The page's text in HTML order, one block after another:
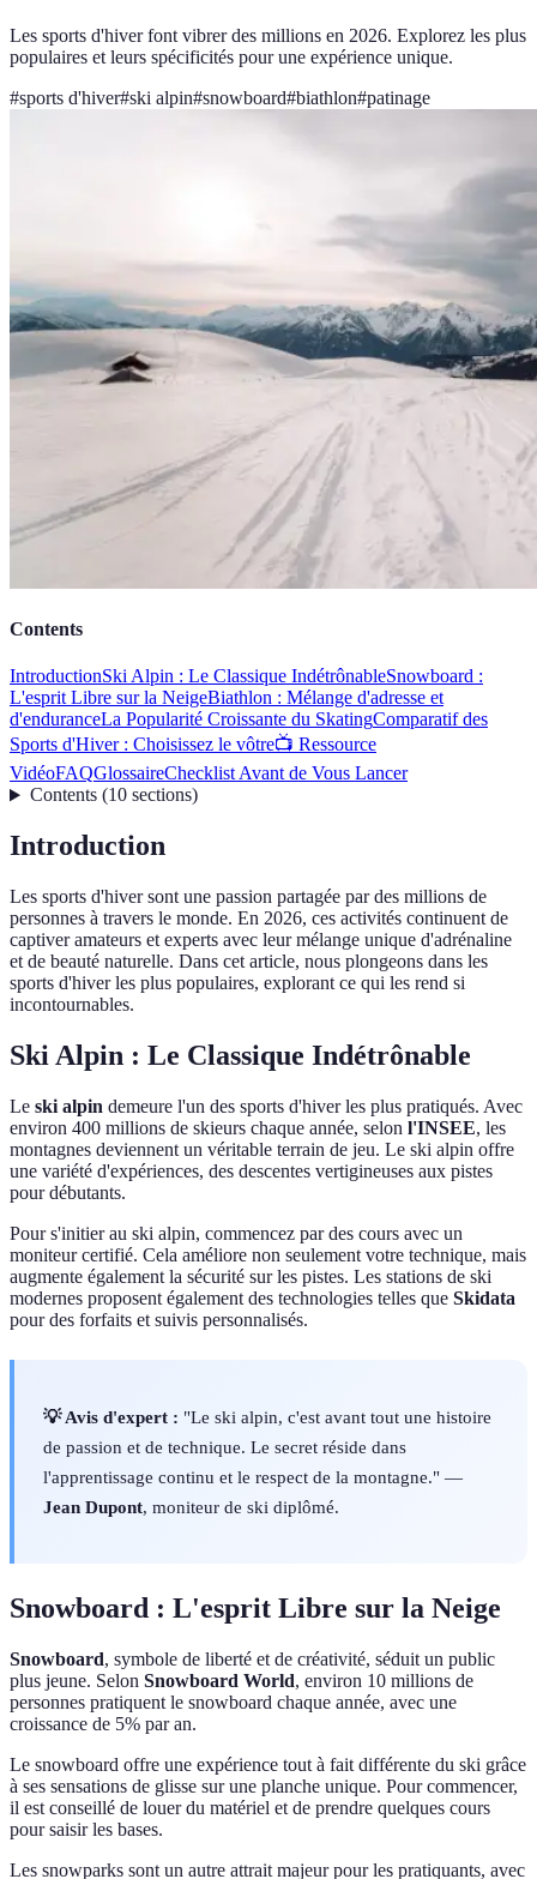
Les sports d'hiver font vibrer des millions en 2026. Explorez les plus
populaires et leurs spécificités pour une expérience unique.
#sports d'hiver#ski alpin#snowboard#biathlon#patinage
Contents
IntroductionSki Alpin : Le Classique IndétrônableSnowboard :
L'esprit Libre sur la NeigeBiathlon : Mélange d'adresse et
d'enduranceLa Popularité Croissante du SkatingComparatif des
Sports d'Hiver : Choisissez le vôtre📺 Ressource
VidéoFAQGlossaireChecklist Avant de Vous Lancer
Contents(10 sections)
Introduction
Les sports d'hiver sont une passion partagée par des millions de
personnes à travers le monde. En 2026, ces activités continuent de
captiver amateurs et experts avec leur mélange unique d'adrénaline
et de beauté naturelle. Dans cet article, nous plongeons dans les
sports d'hiver les plus populaires, explorant ce qui les rend si
incontournables.
Ski Alpin : Le Classique Indétrônable
Le ski alpin demeure l'un des sports d'hiver les plus pratiqués. Avec
environ 400 millions de skieurs chaque année, selon l'INSEE, les
montagnes deviennent un véritable terrain de jeu. Le ski alpin offre
une variété d'expériences, des descentes vertigineuses aux pistes
pour débutants.
Pour s'initier au ski alpin, commencez par des cours avec un
moniteur certifié. Cela améliore non seulement votre technique, mais
augmente également la sécurité sur les pistes. Les stations de ski
modernes proposent également des technologies telles que Skidata
pour des forfaits et suivis personnalisés.
💡 Avis d'expert : "Le ski alpin, c'est avant tout une histoire
de passion et de technique. Le secret réside dans
l'apprentissage continu et le respect de la montagne." —
Jean Dupont, moniteur de ski diplômé.
Snowboard : L'esprit Libre sur la Neige
Snowboard, symbole de liberté et de créativité, séduit un public
plus jeune. Selon Snowboard World, environ 10 millions de
personnes pratiquent le snowboard chaque année, avec une
croissance de 5% par an.
Le snowboard offre une expérience tout à fait différente du ski grâce
à ses sensations de glisse sur une planche unique. Pour commencer,
il est conseillé de louer du matériel et de prendre quelques cours
pour saisir les bases.
Les snowparks sont un autre attrait majeur pour les pratiquants, avec